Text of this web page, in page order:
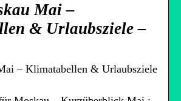
Mai –
& Urlaubsziele –
– Klimatabellen & Urlaubsziele